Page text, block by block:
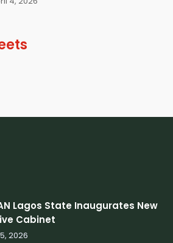
Lagos State Inaugurates New
Cabinet
2026